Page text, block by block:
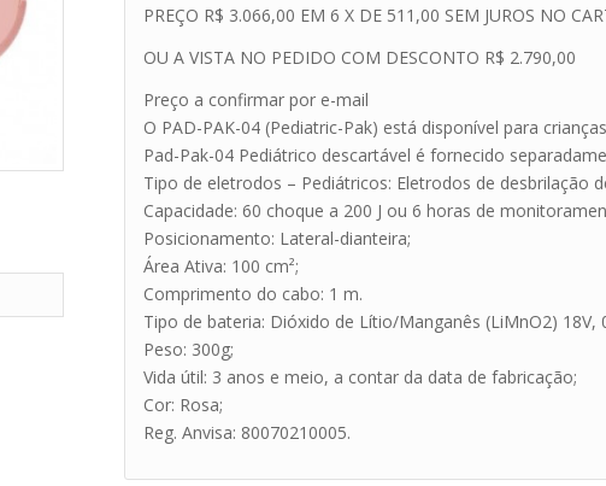
PREÇO R$ 3.066,00 EM 6 X DE 511,00 SEM JUROS NO
OU A VISTA NO PEDIDO COM DESCONTO R$ 2.790,00
Preço a confirmar por e-mail
O PAD-PAK-04 (Pediatric-Pak) está disponível para
Pad-Pak-04 Pediátrico descartável é fornecido
Tipo de eletrodos – Pediátricos: Eletrodos de desbrilação
Capacidade: 60 choque a 200 J ou 6 horas de
Posicionamento: Lateral-dianteira;
Área Ativa: 100 cm²;
Comprimento do cabo: 1 m.
Tipo de bateria: Dióxido de Lítio/Manganês (LiMnO2) 18V,
Peso: 300g;
Vida útil: 3 anos e meio, a contar da data de fabricação;
Cor: Rosa;
Reg. Anvisa: 80070210005.